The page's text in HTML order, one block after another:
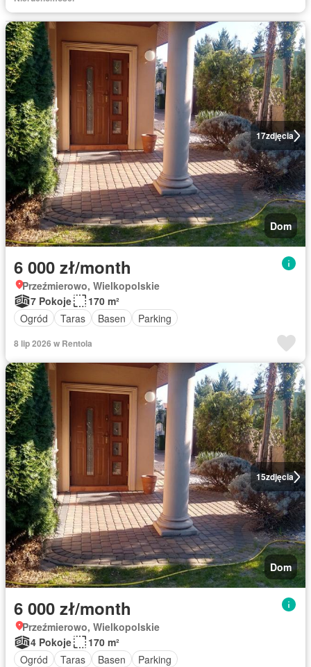
17zdjęcia
Dom
6 000 zł/month
Przeźmierowo, Wielkopolskie
7 Pokoje
170 m²
Ogród
Taras Basen Parking
8 lip 2026 w Rentola
15zdjęcia
Dom
6 000 zł/month
Przeźmierowo, Wielkopolskie
4 Pokoje
170 m²
Ogród
Taras Basen Parking